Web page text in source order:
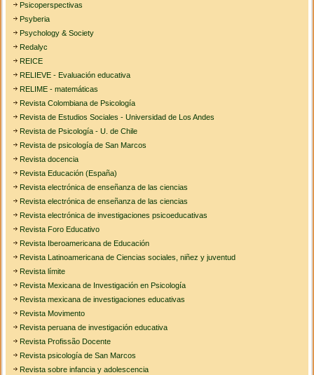
Psicoperspectivas
Psyberia
Psychology & Society
Redalyc
REICE
RELIEVE - Evaluación educativa
RELIME - matemáticas
Revista Colombiana de Psicología
Revista de Estudios Sociales - Universidad de Los Andes
Revista de Psicología - U. de Chile
Revista de psicología de San Marcos
Revista docencia
Revista Educación (España)
Revista electrónica de enseñanza de las ciencias
Revista electrónica de enseñanza de las ciencias
Revista electrónica de investigaciones psicoeducativas
Revista Foro Educativo
Revista Iberoamericana de Educación
Revista Latinoamericana de Ciencias sociales, niñez y juventud
Revista límite
Revista Mexicana de Investigación en Psicología
Revista mexicana de investigaciones educativas
Revista Movimento
Revista peruana de investigación educativa
Revista Profissão Docente
Revista psicología de San Marcos
Revista sobre infancia y adolescencia